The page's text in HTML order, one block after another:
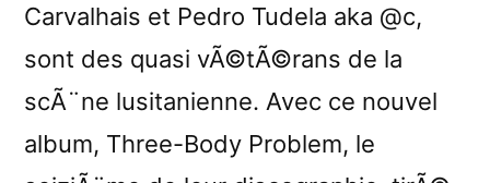
Carvalhais et Pedro Tudela aka @c,
sont des quasi vÃ©tÃ©rans de la
scÃ¨ne lusitanienne. Avec ce nouvel
album, Three-Body Problem, le